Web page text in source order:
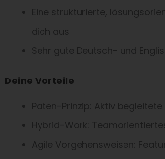
Eine strukturierte,
dich aus
Sehr gute Deutsch- und
Deine Vorteile
Paten-Prinzip: Aktiv
Hybrid-Work:
Agile Vorgehensweisen: